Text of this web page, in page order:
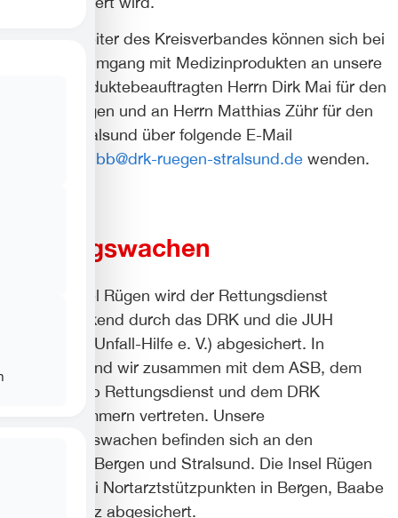
Alle Mitarbeiter des Kreisverbandes können sich bei
Fragen im Umgang mit Medizinprodukten an unsere
Medizinproduktebeauftragten Herrn Dirk Mai für den
Bereich Rügen und an Herrn Matthias Zühr für den
Bereich Stralsund über folgende E-Mail
mpbb@drk-ruegen-stralsund.de wenden.
Rettungswachen
Auf der Insel Rügen wird der Rettungsdienst
flächendeckend durch das DRK und die JUH
(Johanniter-Unfall-Hilfe e. V.) abgesichert. In
Stralsund sind wir zusammen mit dem ASB, dem
Eigenbetrieb Rettungsdienst und dem DRK
Nordvorpommern vertreten. Unsere
Lehrrettungswachen befinden sich an den
Standorten Bergen und Stralsund. Die Insel Rügen
wird mit drei Nortarztstützpunkten in Bergen, Baabe
und Sassnitz abgesichert.